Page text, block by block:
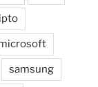
samsung